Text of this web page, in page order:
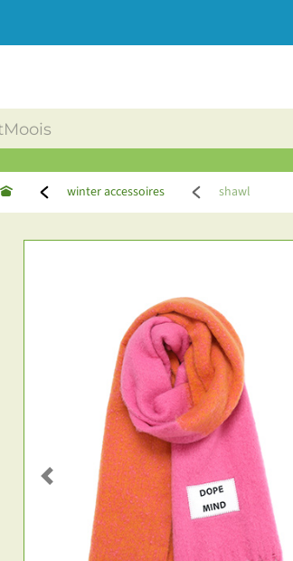
winter accessoires shawl
Previous